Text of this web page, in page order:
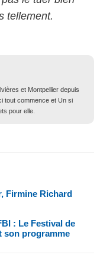
tellement.
et Montpellier depuis
tout commence et Un si
pour elle.
Firmine Richard
: Le Festival de
son programme